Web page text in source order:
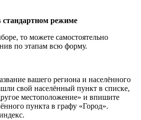
стандартном режиме
то можете самостоятельно
по этапам всю форму.
вашего региона и населённого
свой населённый пункт в списке,
местоположение» и впишите
пункта в графу «Город».